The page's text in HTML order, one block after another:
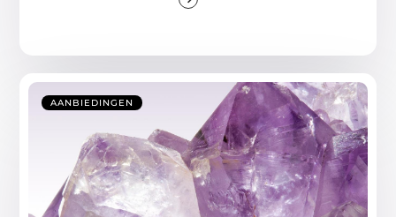
AANBIEDINGEN